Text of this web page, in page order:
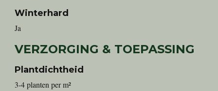
Winterhard
Ja
VERZORGING & TOEPASSING
Plantdichtheid
3-4 planten per m²